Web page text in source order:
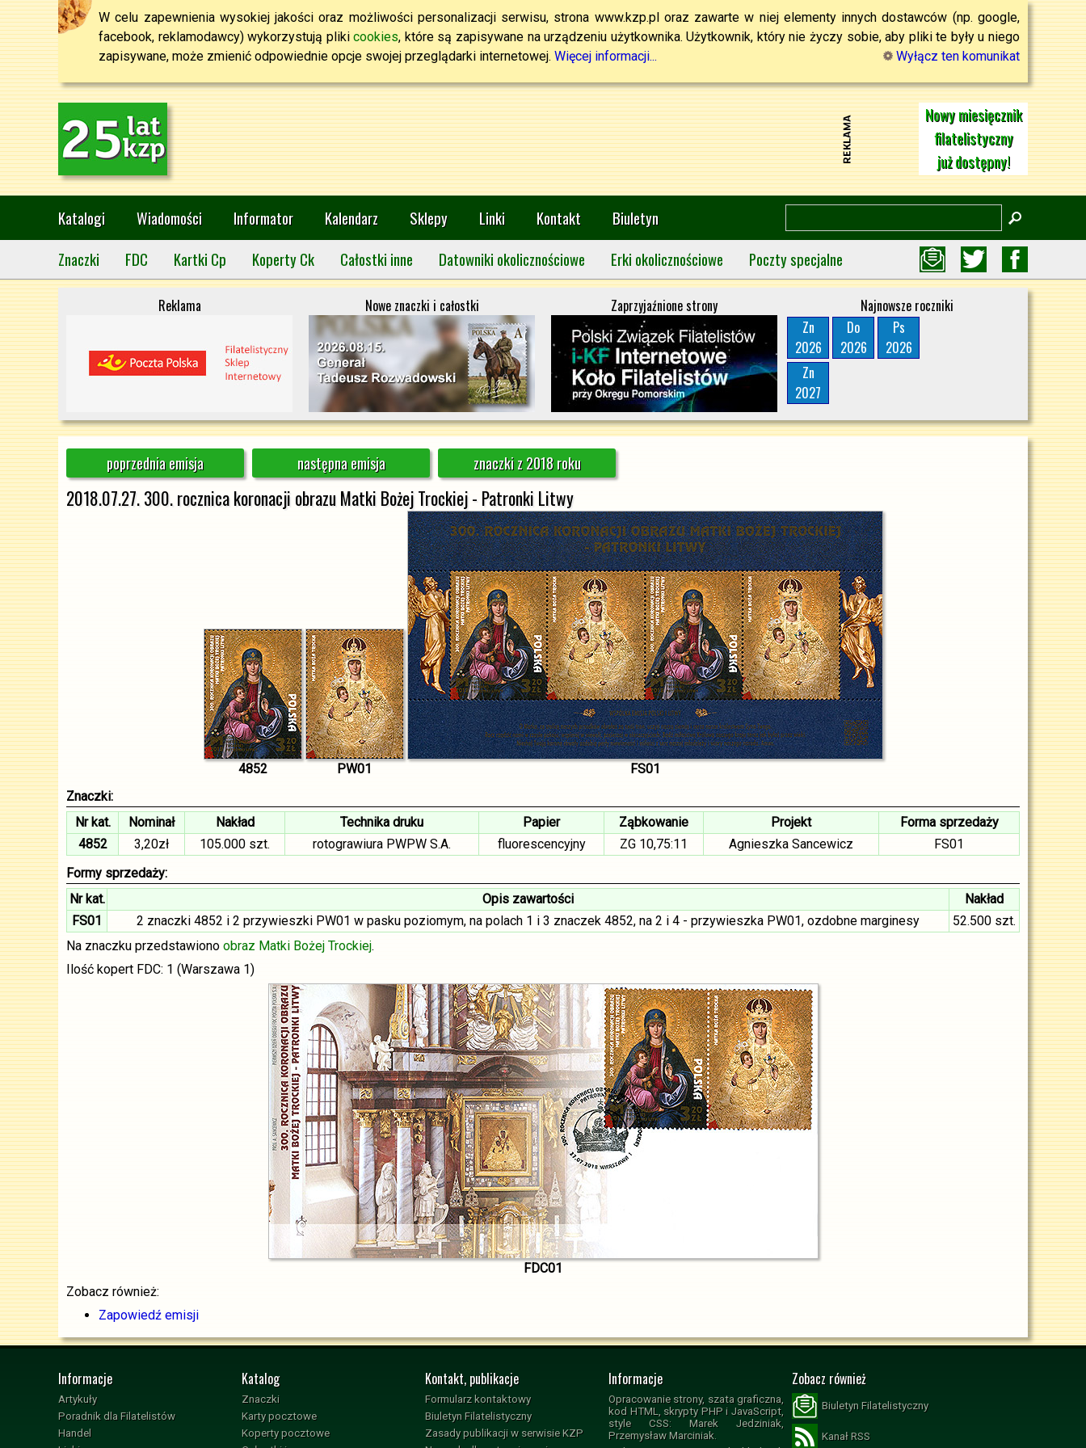
W celu zapewnienia wysokiej jakości oraz możliwości personalizacji serwisu, strona www.kzp.pl oraz zawarte w niej elementy innych dostawców (np. google,
facebook, reklamodawcy) wykorzystują plikicookies, które są zapisywane na urządzeniu użytkownika. Użytkownik, który nie życzy sobie, aby pliki te były u niego
zapisywane, może zmienić odpowiednie opcje swojej przeglądarki internetowej. Więcej informacji... Wyłącz ten komunikat
Nowy miesięcznik
filatelistyczny
już dostępny!
Katalogi Wiadomości Informator Kalendarz Sklepy Linki Kontakt
Biuletyn
Znaczki
FDC Kartki Cp Koperty Ck Całostki inne Datowniki okolicznościowe Erki okolicznościowe Poczty specjalne
Reklama Nowe znaczki i całostki Zaprzyjaźnione strony
Najnowsze roczniki
Zn
2026
Do
2026
Ps
2026
Zn
2027
poprzednia emisja następna emisja znaczki z 2018 roku
2018.07.27. 300. rocznica koronacji obrazu Matki Bożej Trockiej - Patronki Litwy
4852 PW01
FS01
Znaczki:
Nr kat.
Nominał Nakład Technika druku Papier Ząbkowanie Projekt
Forma sprzedaży
4852
3,20zł 105.000 szt. rotograwiura PWPW S.A. fluorescencyjny ZG 10,75:11 Agnieszka Sancewicz
FS01
Formy sprzedaży:
Nr kat.
Opis zawartości
Nakład
FS01
2 znaczki 4852 i 2 przywieszki PW01 w pasku poziomym, na polach 1 i 3 znaczek 4852, na 2 i 4 - przywieszka PW01, ozdobne marginesy
52.500 szt.
Na znaczku przedstawiono obraz Matki Bożej Trockiej.
Ilość kopert FDC: 1 (Warszawa 1)
FDC01
Zobacz również:
Zapowiedź emisji
Informacje
Artykuły
Poradnik dla Filatelistów
Handel
Katalog
Znaczki
Karty pocztowe
Koperty pocztowe
Kontakt, publikacje
Formularz kontaktowy
Biuletyn Filatelistyczny
Zasady publikacji w serwisie KZP
Informacje
Opracowanie strony, szata graficzna,
kod HTML, skrypty PHP i JavaScript,
style CSS: Marek Jedziniak,
Przemysław Marciniak.
Zobacz również
Biuletyn Filatelistyczny
Kanał RSS